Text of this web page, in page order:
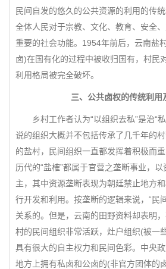
民间自发的悠久的公共资源的利用的传
全体人民对于宗教、文化、教育、安全
重要的社会功能。1954年前后，云南盐
卤)在国有化的过程中被收归国有，村民
利用格局被完全破坏。
三、公共卤权的传统利用
乡村工作者认为“以组织去私”是治“私
说的组织大概并不包括传承了几千年的
的盐村，民间组织一直都发挥着积极而重
历代的“盐榷”都属于官营之垄断事业，
主，其中资源垄断表现为朝廷禁止地方
行开发和利用。按垄断的逻辑来说，“民
关系的。但是，云南的田野资料却表明
村的民间组织非常活跃，灶户组织(被一
具有很大的自主权力和民间色彩。中央
地方上拥有私卤和公卤的(非官方团体的